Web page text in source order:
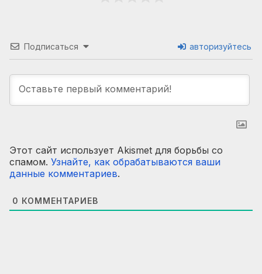
Подписаться авторизуйтесь
Этот сайт использует Akismet для борьбы со
спамом. Узнайте, как обрабатываются ваши
данные комментариев.
0 КОММЕНТАРИЕВ